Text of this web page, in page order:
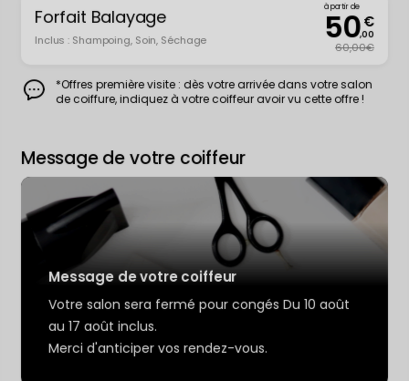
Forfait Balayage
Inclus : Shampoing, Soin, Séchage
à partir de
50,00
€
60,00€
*Offres première visite : dès votre arrivée dans votre salon
de coiffure, indiquez à votre coiffeur avoir vu cette offre !
Message de votre coiffeur
Message de votre coiffeur
Votre salon sera fermé pour congés Du 10 août
au 17 août inclus.
Merci d'anticiper vos rendez-vous.